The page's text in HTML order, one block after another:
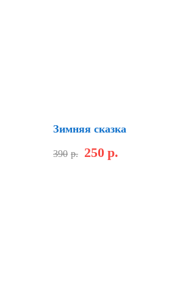
Зимняя сказка
390 р. 250 р.